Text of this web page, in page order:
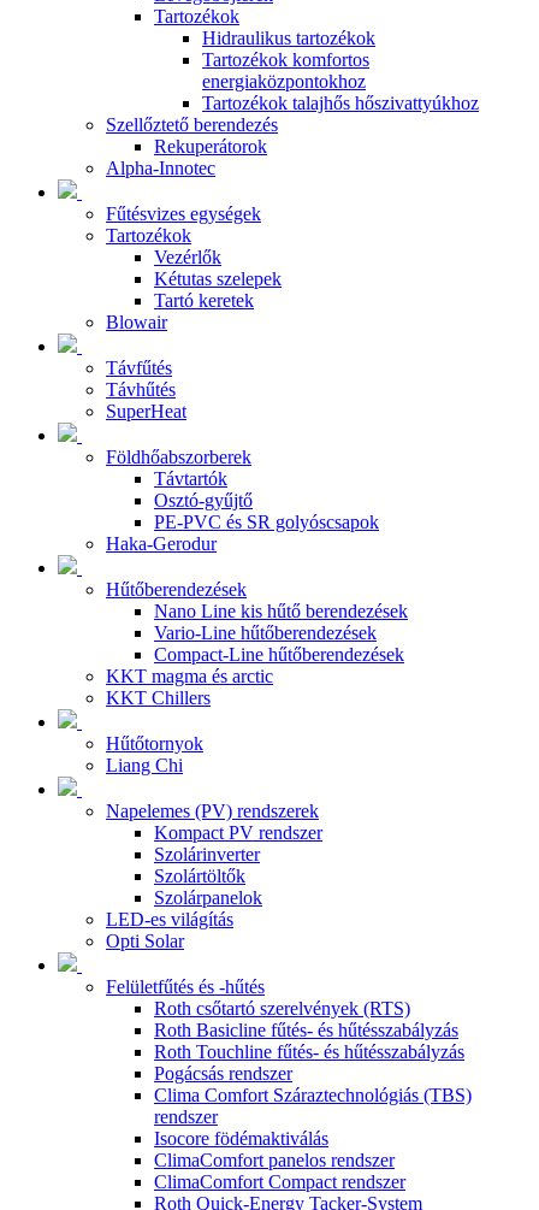
Tartozékok
Hidraulikus tartozékok
Tartozékok komfortos
energiaközpontokhoz
Tartozékok talajhős hőszivattyúkhoz
Szellőztető berendezés
Rekuperátorok
Alpha-Innotec
Fűtésvizes egységek
Tartozékok
Vezérlők
Kétutas szelepek
Tartó keretek
Blowair
Távfűtés
Távhűtés
SuperHeat
Földhőabszorberek
Távtartók
Osztó-gyűjtő
PE-PVC és SR golyóscsapok
Haka-Gerodur
Hűtőberendezések
Nano Line kis hűtő berendezések
Vario-Line hűtőberendezések
Compact-Line hűtőberendezések
KKT magma és arctic
KKT Chillers
Hűtőtornyok
Liang Chi
Napelemes (PV) rendszerek
Kompact PV rendszer
Szolárinverter
Szolártöltők
Szolárpanelok
LED-es világítás
Opti Solar
Felületfűtés és -hűtés
Roth csőtartó szerelvények (RTS)
Roth Basicline fűtés- és hűtésszabályzás
Roth Touchline fűtés- és hűtésszabályzás
Pogácsás rendszer
Clima Comfort Száraztechnológiás (TBS)
rendszer
Isocore födémaktiválás
ClimaComfort panelos rendszer
ClimaComfort Compact rendszer
Roth Quick-Energy Tacker-System